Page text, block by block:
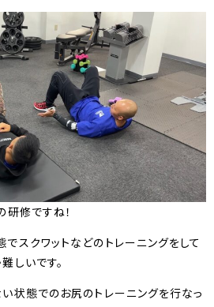
研修ですね！
スクワットなどのトレーニングをして
しいです。
状態でのお尻のトレーニングを行なっ